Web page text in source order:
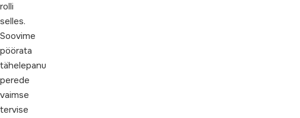
rolli
selles.
Soovime
pöörata
tähelepanu
perede
vaimse
tervise